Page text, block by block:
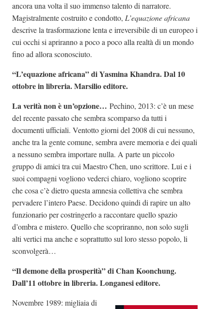
ancora una volta il suo immenso talento di narratore.
Magistralmente costruito e condotto, L’equazione africana
descrive la trasformazione lenta e irreversibile di un europeo i
cui occhi si apriranno a poco a poco alla realtà di un mondo
fino ad allora sconosciuto.
“L’equazione africana” di Yasmina Khandra. Dal 10
ottobre in libreria. Marsilio editore.
La verità non è un’opzione… Pechino, 2013: c’è un mese
del recente passato che sembra scomparso da tutti i
documenti ufficiali. Ventotto giorni del 2008 di cui nessuno,
anche tra la gente comune, sembra avere memoria e dei quali
a nessuno sembra importare nulla. A parte un piccolo
gruppo di amici tra cui Maestro Chen, uno scrittore. Lui e i
suoi compagni vogliono vederci chiaro, vogliono scoprire
che cosa c’è dietro questa amnesia collettiva che sembra
pervadere l’intero Paese. Decidono quindi di rapire un alto
funzionario per costringerlo a raccontare quello spazio
d’ombra e mistero. Quello che scopriranno, non solo sugli
alti vertici ma anche e soprattutto sul loro stesso popolo, li
sconvolgerà…
“Il demone della prosperità” di Chan Koonchung.
Dall’11 ottobre in libreria. Longanesi editore.
Novembre 1989: migliaia di